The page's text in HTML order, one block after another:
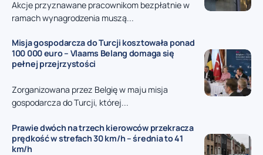
Akcje przyznawane pracownikom bezpłatnie w
ramach wynagrodzenia muszą...
Misja gospodarcza do Turcji kosztowała ponad
100 000 euro – Vlaams Belang domaga się
pełnej przejrzystości
Zorganizowana przez Belgię w maju misja
gospodarcza do Turcji, której...
Prawie dwóch na trzech kierowców przekracza
prędkość w strefach 30 km/h – średnia to 41
km/h